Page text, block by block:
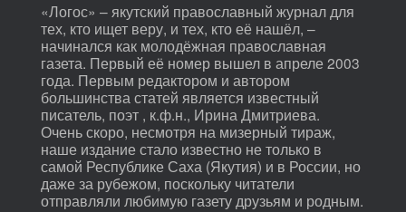
«Логос» – якутский православный журнал для
тех, кто ищет веру, и тех, кто её нашёл, –
начинался как молодёжная православная
газета. Первый её номер вышел в апреле 2003
года. Первым редактором и автором
большинства статей является известный
писатель, поэт , к.ф.н., Ирина Дмитриева.
Очень скоро, несмотря на мизерный тираж,
наше издание стало известно не только в
самой Республике Саха (Якутия) и в России, но
даже за рубежом, поскольку читатели
отправляли любимую газету друзьям и родным.